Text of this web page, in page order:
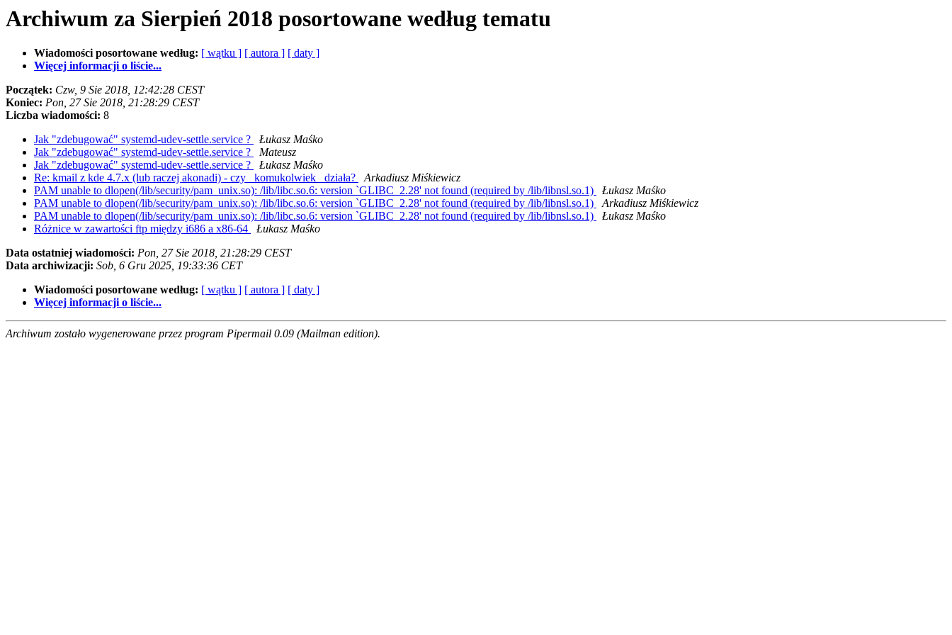
Archiwum za Sierpień 2018 posortowane według tematu
Wiadomości posortowane według: [ wątku ] [ autora ] [ daty ]
Więcej informacji o liście...
Początek: Czw, 9 Sie 2018, 12:42:28 CEST
Koniec: Pon, 27 Sie 2018, 21:28:29 CEST
Liczba wiadomości: 8
Jak "zdebugować" systemd-udev-settle.service ?
Łukasz Maśko
Jak "zdebugować" systemd-udev-settle.service ?
Mateusz
Jak "zdebugować" systemd-udev-settle.service ?
Łukasz Maśko
Re: kmail z kde 4.7.x (lub raczej akonadi) - czy _komukolwiek_ działa?
Arkadiusz Miśkiewicz
PAM unable to dlopen(/lib/security/pam_unix.so): /lib/libc.so.6: version `GLIBC_2.28' not found (required by /lib/libnsl.so.1)
Łukasz Maśko
PAM unable to dlopen(/lib/security/pam_unix.so): /lib/libc.so.6: version `GLIBC_2.28' not found (required by /lib/libnsl.so.1)
Arkadiusz Miśkiewicz
PAM unable to dlopen(/lib/security/pam_unix.so): /lib/libc.so.6: version `GLIBC_2.28' not found (required by /lib/libnsl.so.1)
Łukasz Maśko
Różnice w zawartości ftp między i686 a x86-64
Łukasz Maśko
Data ostatniej wiadomości: Pon, 27 Sie 2018, 21:28:29 CEST
Data archiwizacji: Sob, 6 Gru 2025, 19:33:36 CET
Wiadomości posortowane według: [ wątku ] [ autora ] [ daty ]
Więcej informacji o liście...
Archiwum zostało wygenerowane przez program Pipermail 0.09 (Mailman edition).